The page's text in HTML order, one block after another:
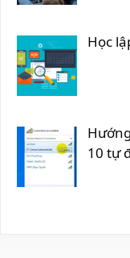
Học
10 tự